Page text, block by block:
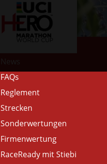
FAQs
Reglement
Strecken
Sonderwertungen
Firmenwertung
RaceReady mit Stiebi